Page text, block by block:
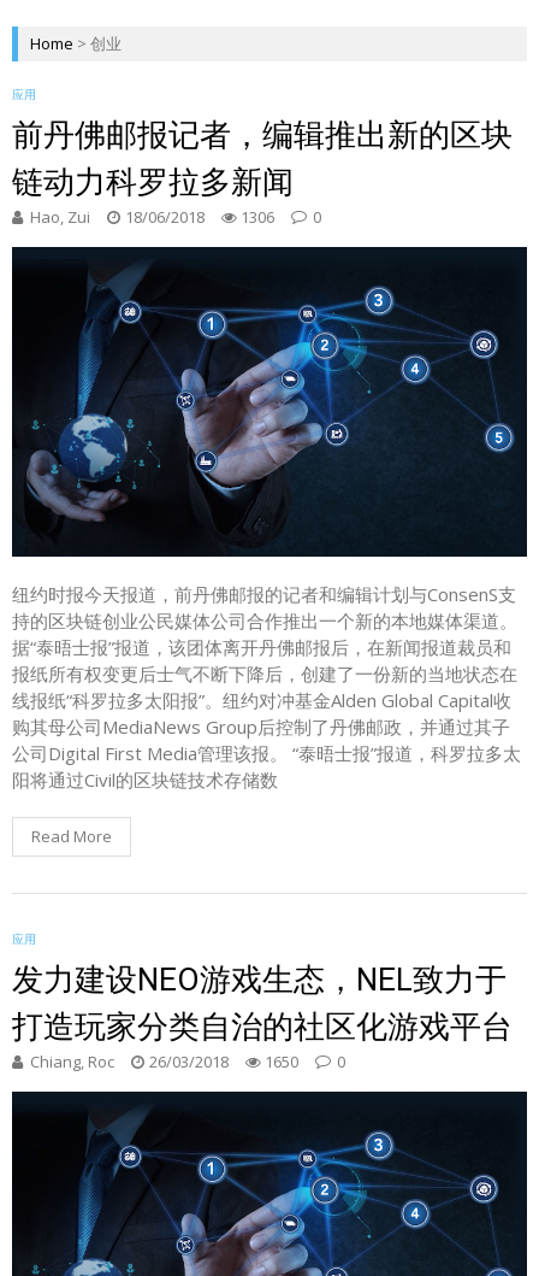
Home > 创业
应用
前丹佛邮报记者，编辑推出新的区块
链动力科罗拉多新闻
Hao, Zui 18/06/2018 1306 0
纽约时报今天报道，前丹佛邮报的记者和编辑计划与ConsenS支
持的区块链创业公民媒体公司合作推出一个新的本地媒体渠道。
据“泰晤士报”报道，该团体离开丹佛邮报后，在新闻报道裁员和
报纸所有权变更后士气不断下降后，创建了一份新的当地状态在
线报纸“科罗拉多太阳报”。纽约对冲基金Alden Global Capital收
购其母公司MediaNews Group后控制了丹佛邮政，并通过其子
公司Digital First Media管理该报。 “泰晤士报”报道，科罗拉多太
阳将通过Civil的区块链技术存储数
Read More
应用
发力建设NEO游戏生态，NEL致力于
打造玩家分类自治的社区化游戏平台
Chiang, Roc 26/03/2018 1650 0